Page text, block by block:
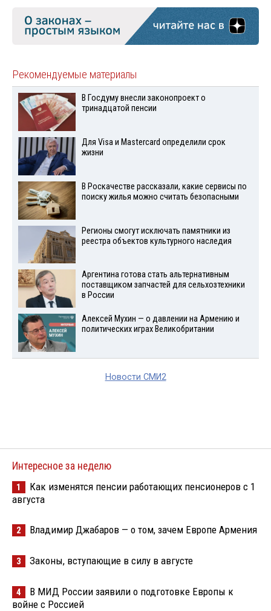
Рекомендуемые материалы
В Госдуму внесли законопроект о
тринадцатой пенсии
Для Visа и Mastercard определили срок
жизни
В Роскачестве рассказали, какие сервисы по
поиску жилья можно считать безопасными
Регионы смогут исключать памятники из
реестра объектов культурного наследия
Аргентина готова стать альтернативным
поставщиком запчастей для сельхозтехники
в России
Алексей Мухин — о давлении на Армению и
политических играх Великобритании
Новости СМИ2
Интересное за неделю
1
Как изменятся пенсии работающих пенсионеров с 1
августа
2 Владимир Джабаров — о том, зачем Европе Армения
3 Законы, вступающие в силу в августе
4
В МИД России заявили о подготовке Европы к
войне с Россией